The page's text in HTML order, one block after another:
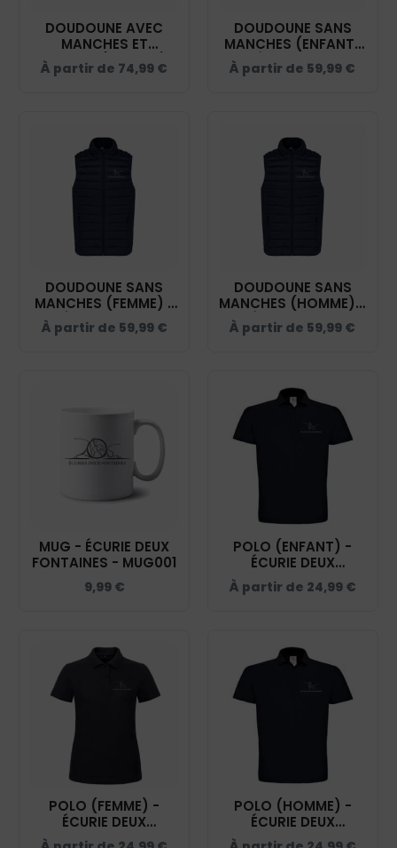
DOUDOUNE AVEC
MANCHES ET
CAPUCHE (ENFANT) -
ÉCURIE DEUX
À partir de 74,99 €
DOUDOUNE SANS
MANCHES (ENFANT)
- ÉCURIE DEUX
FONTAINES - NAVY -
À partir de 59,99 €
DOUDOUNE SANS
MANCHES (FEMME) -
ÉCURIE DEUX
FONTAINES - NAVY -
À partir de 59,99 €
DOUDOUNE SANS
MANCHES (HOMME) -
ÉCURIE DEUX
FONTAINES - NAVY -
À partir de 59,99 €
MUG - ÉCURIE DEUX
FONTAINES - MUG001
9,99 €
POLO (ENFANT) -
ÉCURIE DEUX
FONTAINES - NAVY -
BCK424
À partir de 24,99 €
POLO (FEMME) -
ÉCURIE DEUX
FONTAINES - NAVY -
POLO (HOMME) -
ÉCURIE DEUX
FONTAINES - NAVY -